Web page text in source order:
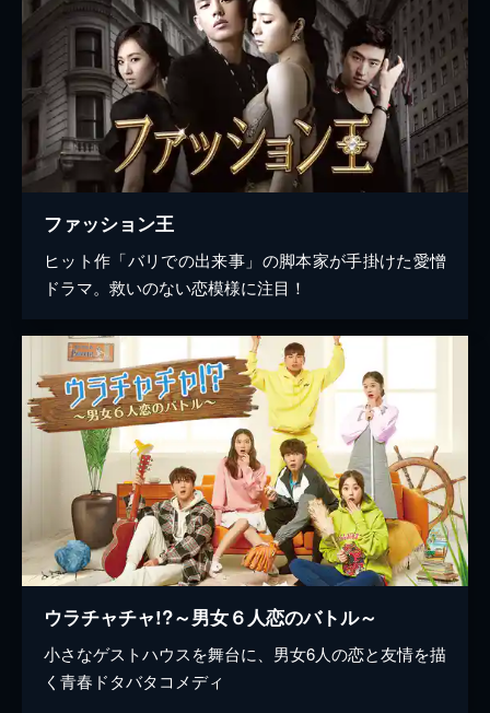
ファッション王
ヒット作「バリでの出来事」の脚本家が手掛けた愛憎
ドラマ。救いのない恋模様に注目！
ウラチャチャ!?～男女６人恋のバトル～
小さなゲストハウスを舞台に、男女6人の恋と友情を描
く青春ドタバタコメディ